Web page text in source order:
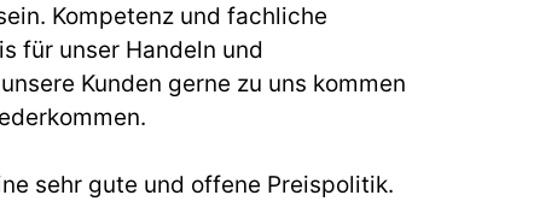
Kompetenz und fachliche
für unser Handeln und
Kunden gerne zu uns kommen
sehr gute und offene Preispolitik.